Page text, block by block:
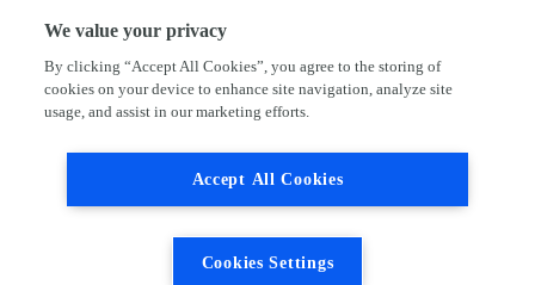
We value your privacy
By clicking “Accept All Cookies”, you agree to the storing of
cookies on your device to enhance site navigation, analyze site
usage, and assist in our marketing efforts.
Accept All Cookies
Cookies Settings